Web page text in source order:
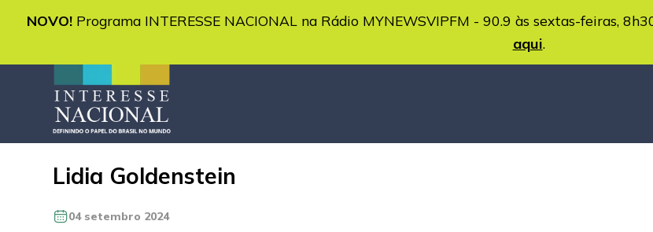
NOVO! Programa INTERESSE NACIONAL na Rádio MYNEWSVIPFM - 90.9 às sextas-feiras,
aqui.
Lidia Goldenstein
04 setembro 2024